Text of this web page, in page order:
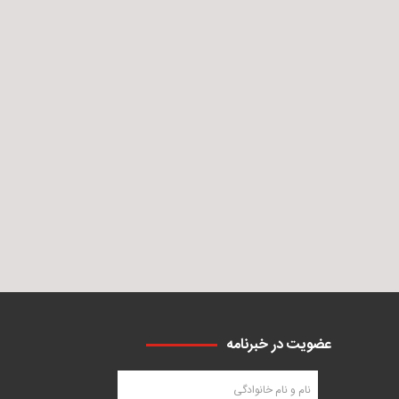
عضویت در خبرنامه